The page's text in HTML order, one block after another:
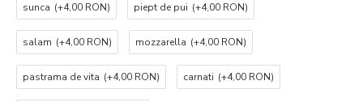
sunca (+4,00 RON) piept de pui (+4,00 RON)
salam (+4,00 RON) mozzarella (+4,00 RON)
pastrama de vita (+4,00 RON) carnati (+4,00 RON)